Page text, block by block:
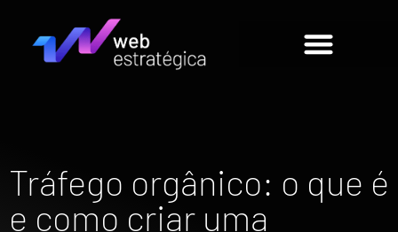
Tráfego orgânico: o que é
e como criar uma